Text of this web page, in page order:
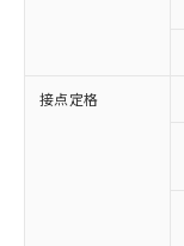
接点定格